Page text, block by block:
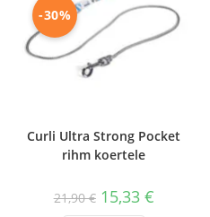
-30%
Curli Ultra Strong Pocket
rihm koertele
21,90€ Algne
hind
15,33 €Praegune
hind